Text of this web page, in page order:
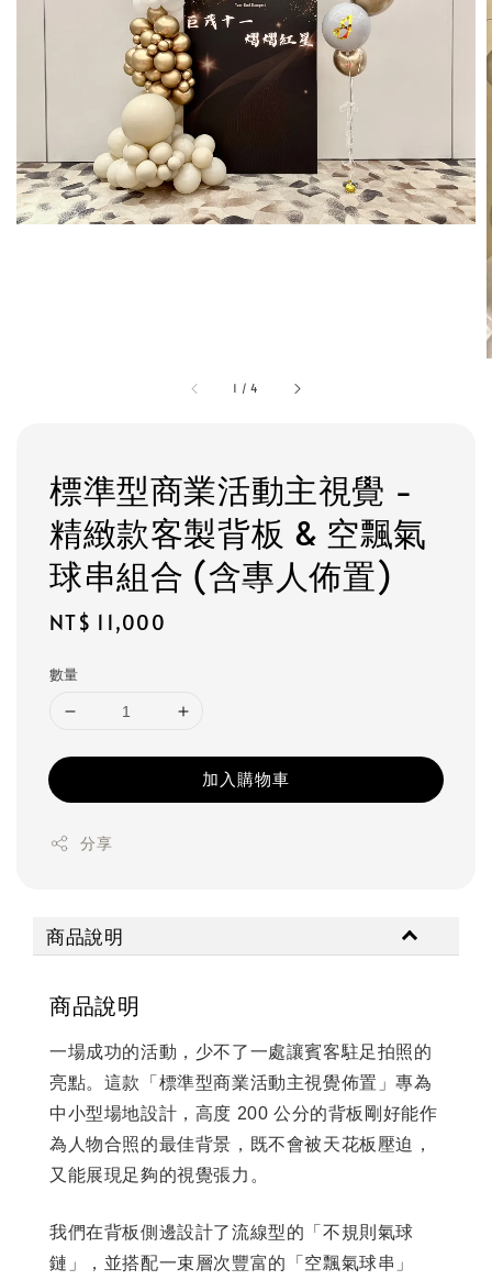
1 /4
標準型商業活動主視覺 -
精緻款客製背板 & 空飄氣
球串組合 (含專人佈置)
Regular
NT$ 11,000
數量
加入購物車
分享
商品說明
商品說明
一場成功的活動，少不了一處讓賓客駐足拍照的
亮點。這款「標準型商業活動主視覺佈置」專為
中小型場地設計，高度 200 公分的背板剛好能作
為人物合照的最佳背景，既不會被天花板壓迫，
又能展現足夠的視覺張力。
我們在背板側邊設計了流線型的「不規則氣球
鏈」，並搭配一束層次豐富的「空飄氣球串」